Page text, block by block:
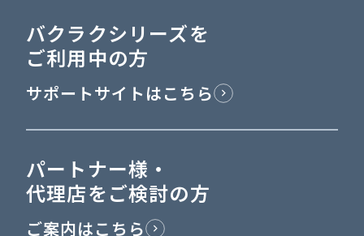
バクラクシリーズを
ご利用中の方
サポートサイトはこちら
パートナー様・
代理店をご検討の方
ご案内はこちら